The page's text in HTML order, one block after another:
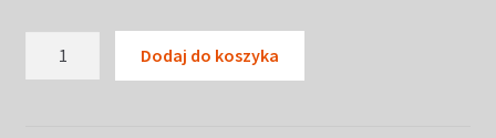
Dodaj do koszyka